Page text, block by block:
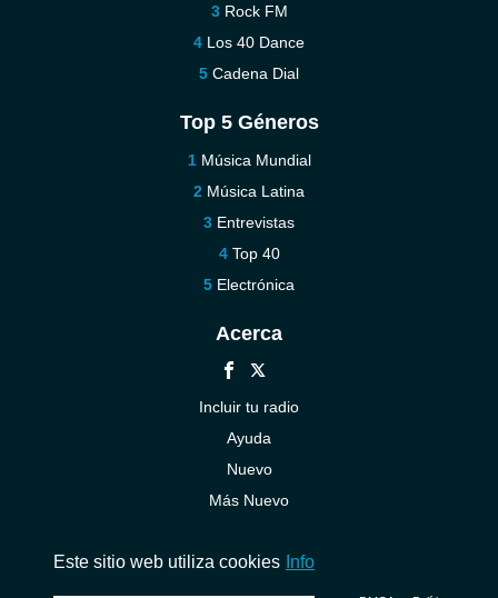
Rock FM
Los 40 Dance
Cadena Dial
Top 5 Géneros
Música Mundial
Música Latina
Entrevistas
Top 40
Electrónica
Acerca
Incluir tu radio
Ayuda
Nuevo
Más Nuevo
Este sitio web utiliza cookies Info